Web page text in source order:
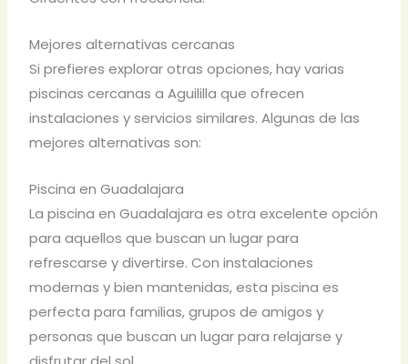
Mejores alternativas cercanas
Si prefieres explorar otras opciones, hay varias
piscinas cercanas a Aguililla que ofrecen
instalaciones y servicios similares. Algunas de las
mejores alternativas son:
Piscina en Guadalajara
La piscina en Guadalajara es otra excelente opción
para aquellos que buscan un lugar para
refrescarse y divertirse. Con instalaciones
modernas y bien mantenidas, esta piscina es
perfecta para familias, grupos de amigos y
personas que buscan un lugar para relajarse y